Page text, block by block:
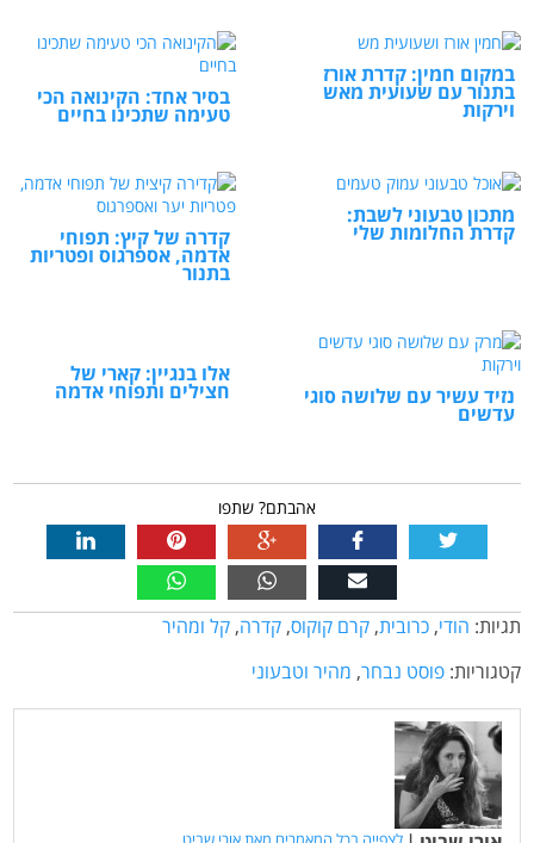
במקום חמין: קדרת אורז
בתנור עם שעועית מאש
וירקות בסיר אחד: הקינואה הכי
טעימה שתכינו בחיים
מתכון טבעוני לשבת:
קדרת החלומות שלי קדרה של קיץ: תפוחי
אדמה, אספרגוס ופטריות
בתנור
נזיד עשיר עם שלושה סוגי
עדשים
אלו בנגיין: קארי של
חצילים ותפוחי אדמה
אהבתם? שתפו
תגיות: הודי, כרובית, קרם קוקוס, קדרה, קל ומהיר
קטגוריות: פוסט נבחר, מהיר וטבעוני